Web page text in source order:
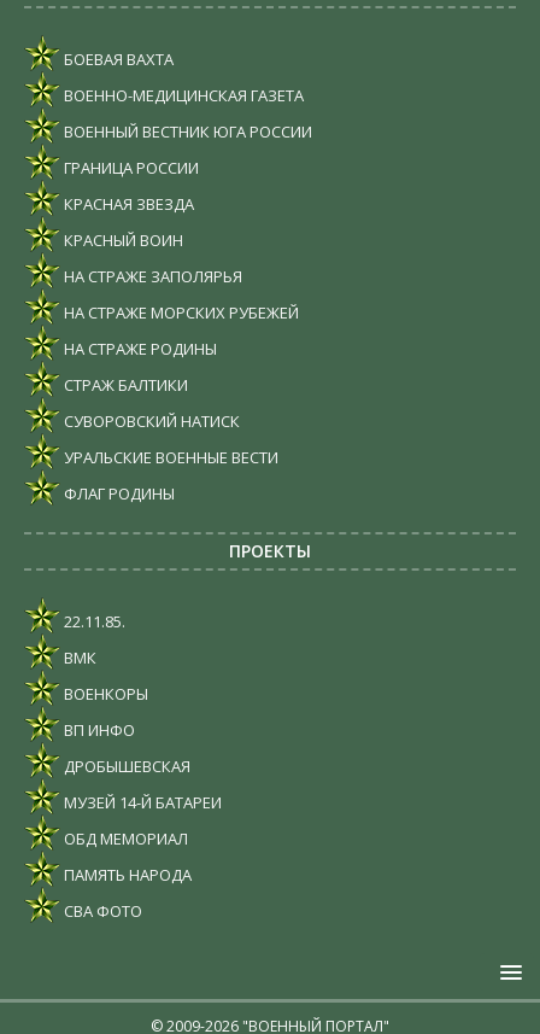
БОЕВАЯ ВАХТА
ВОЕННО-МЕДИЦИНСКАЯ ГАЗЕТА
ВОЕННЫЙ ВЕСТНИК ЮГА РОССИИ
ГРАНИЦА РОССИИ
КРАСНАЯ ЗВЕЗДА
КРАСНЫЙ ВОИН
НА СТРАЖЕ ЗАПОЛЯРЬЯ
НА СТРАЖЕ МОРСКИХ РУБЕЖЕЙ
НА СТРАЖЕ РОДИНЫ
СТРАЖ БАЛТИКИ
СУВОРОВСКИЙ НАТИСК
УРАЛЬСКИЕ ВОЕННЫЕ ВЕСТИ
ФЛАГ РОДИНЫ
ПРОЕКТЫ
22.11.85.
ВМК
ВОЕНКОРЫ
ВП ИНФО
ДРОБЫШЕВСКАЯ
МУЗЕЙ 14-Й БАТАРЕИ
ОБД МЕМОРИАЛ
ПАМЯТЬ НАРОДА
СВА ФОТО
© 2009-2026 "ВОЕННЫЙ ПОРТАЛ"